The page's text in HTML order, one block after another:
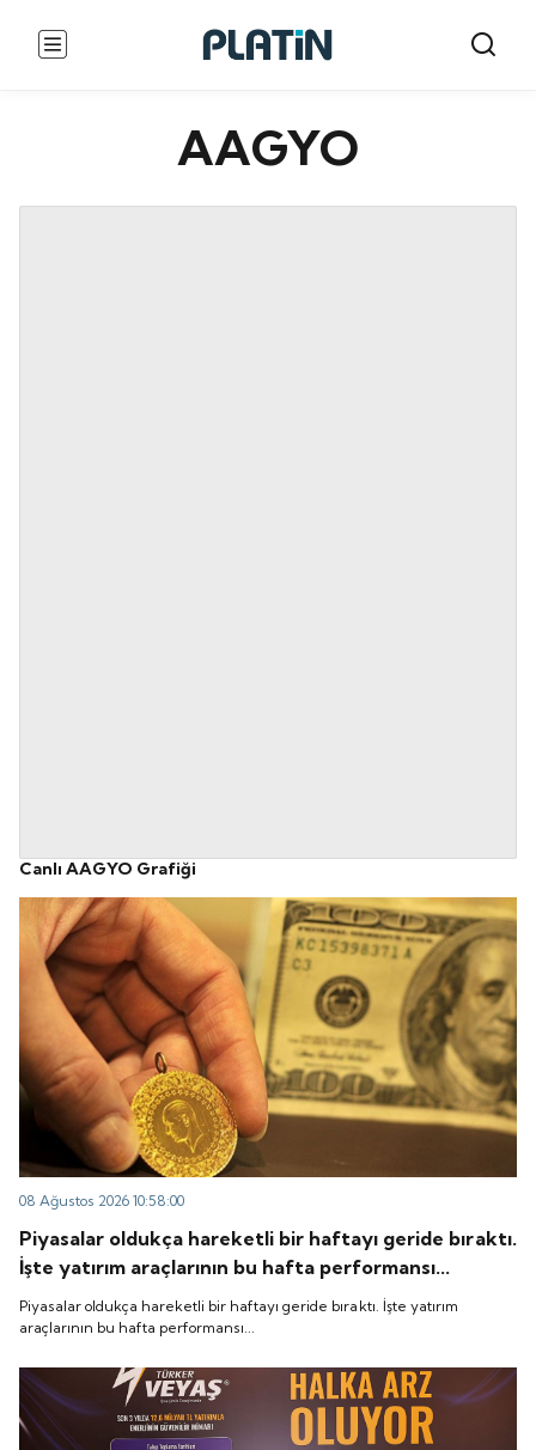
AAGYO
Canlı AAGYO Grafiği
08 Ağustos 2026 10:58:00
Piyasalar oldukça hareketli bir haftayı geride bıraktı.
İşte yatırım araçlarının bu hafta performansı...
Piyasalar oldukça hareketli bir haftayı geride bıraktı. İşte yatırım
araçlarının bu hafta performansı...